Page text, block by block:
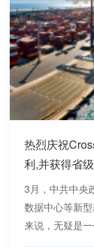
热烈庆祝
利,并获得省级
3月，中共中央
数据中心等新
来说，无疑是一